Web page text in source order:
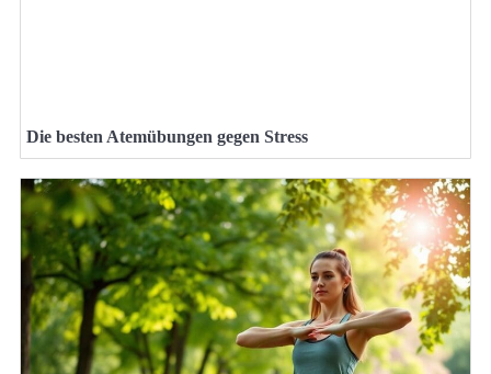
Die besten Atemübungen gegen Stress